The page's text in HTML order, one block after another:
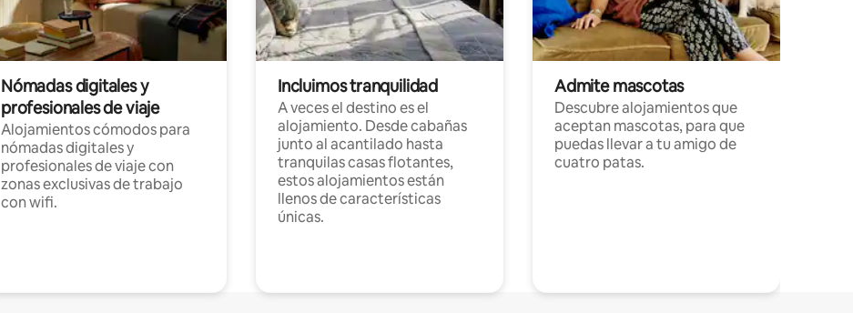
Nómadas digitales y
profesionales de viaje
Alojamientos cómodos para
nómadas digitales y
profesionales de viaje con
zonas exclusivas de trabajo
con wifi.
Incluimos tranquilidad
A veces el destino es el
alojamiento. Desde cabañas
junto al acantilado hasta
tranquilas casas flotantes,
estos alojamientos están
llenos de características
únicas.
Admite mascotas
Descubre alojamientos que
aceptan mascotas, para que
puedas llevar a tu amigo de
cuatro patas.